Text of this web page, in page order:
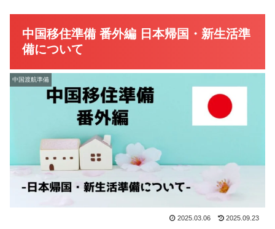
中国移住準備 番外編 日本帰国・新生活準
備について
中国渡航準備
2025.03.06 2025.09.23